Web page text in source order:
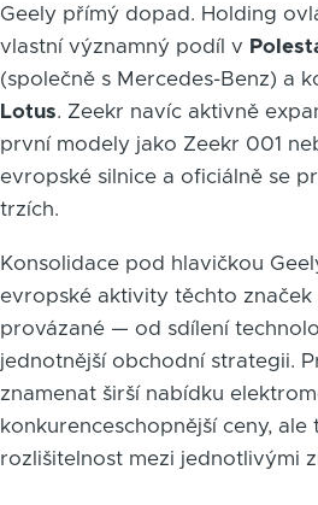
Geely přímý dopad. Holding
vlastní významný podíl v
(společně s Mercedes-Benz) a
Lotus. Zeekr navíc aktivně
první modely jako Zeekr 001
evropské silnice a oficiálně se
trzích.
Konsolidace pod hlavičkou
evropské aktivity těchto značek
provázané — od sdílení
jednotnější obchodní strategii.
znamenat širší nabídku
konkurenceschopnější ceny, ale
rozlišitelnost mezi jednotlivými